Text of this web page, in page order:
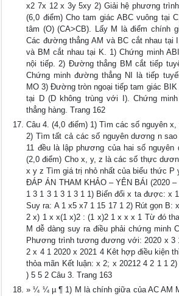
x2 7x 12 x 3y 5xy 2) Giải hệ phương
(6,0 điểm) Cho tam giác ABC vuông tại
tâm (O) (CA>CB). Lấy M là điểm chính
Các đường thẳng AM và BC cắt nhau tại
và BM cắt nhau tại K. 1) Chứng minh
nội tiếp. 2) Đường thẳng BM cắt tiếp
Chứng minh đường thẳng NI là tiếp
MO 3) Đường tròn ngoại tiếp tam giác
tại D (D không trùng với I). Chứng
thẳng hàng. Trang 162
Câu 4. (4,0 điểm) 1) Tìm các số nguyên
2) Tìm tất cả các số nguyên dương n
11 đều là lập phương của hai số nguyên
(2,0 điểm) Cho x, y, z là các số thực
x y z Tìm giá trị nhỏ nhất của biểu thức P
ĐÁP ÁN THAM KHẢO – YÊN BÁI (2020
1 3 1 3 1 3 1 3 1 1) Biến đổi x ta được: x
Suy ra: A 1 x5 x7 1 15 17 1 2) Rút gọn B:
2 x) 1 x x(1 x)2 : (1 x)2 1 x x x 1 Từ đó
M dễ dàng suy ra điều phải chứng minh
Phương trình tương đương với: 2020 x 3
2 x 4 1 2020 x 2021 4 Kêt hợp điều kiện
thỏa mãn Kết luận: x 2; x 20212 4 2 1 1
) 5 5 2 Câu 3. Trang 163
» ¼ ¼ µ ¶ 1) M là chính giữa của AC AM